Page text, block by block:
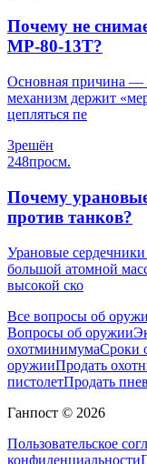
Почему не
МР-80-13Т?
Основная причина —
механизм держит
цепляться пе
3решён
248просм.
Почему
против танков?
Урановые
большой атомной
высокой ско
Все вопросы об
Вопросы об оружии
охотминимумаСроки
оружииПродать
пистолетПродать
Ганпост © 2026
Пользовательское
конфиденциальности